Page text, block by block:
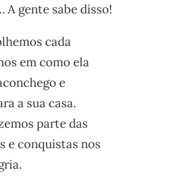
gente sabe disso!
cada
em como ela
e
a sua casa.
parte das
e conquistas nos